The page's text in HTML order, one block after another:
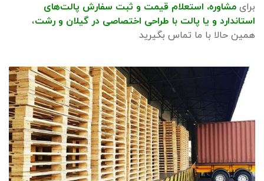
برای مشاوره، استعلام قیمت و ثبت سفارش پالت‌های
استاندارد و یا پالت با طراحی اختصاصی در گیلان و رشت،
همین حالا با ما تماس بگیرید